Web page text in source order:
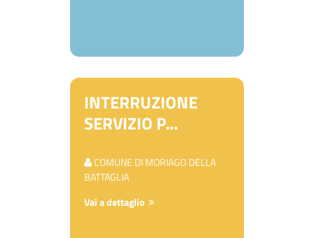
INTERRUZIONE
SERVIZIO P...
COMUNE DI MORIAGO DELLA
BATTAGLIA
Vai a dettaglio